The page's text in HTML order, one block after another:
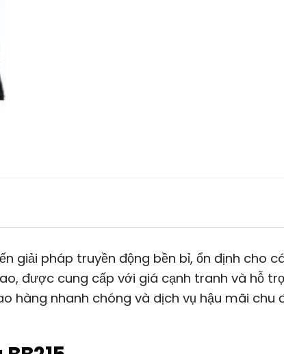
giải pháp truyền động bền bỉ, ổn định cho
được cung cấp với giá cạnh tranh và hỗ
hàng nhanh chóng và dịch vụ hậu mãi chu